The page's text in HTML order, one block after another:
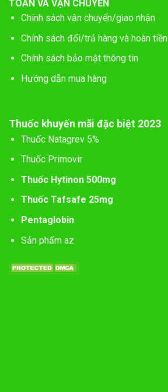
TOÁN VÀ VẬN CHUYỂN
Chính sách vận chuyển/giao nhận
Chính sách đổi/trả hàng và hoàn tiền
Chính sách bảo mật thông tin
Hướng dẫn mua hàng
Thuốc khuyến mãi đặc biệt 2023
Thuốc Natagrev 5%
Thuốc Primovir
Thuốc Hytinon 500mg
Thuốc Tafsafe 25mg
Pentaglobin
Sản phẩm az